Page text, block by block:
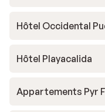
Hôtel Occidental
Hôtel Playacalida
Appartements Pyr